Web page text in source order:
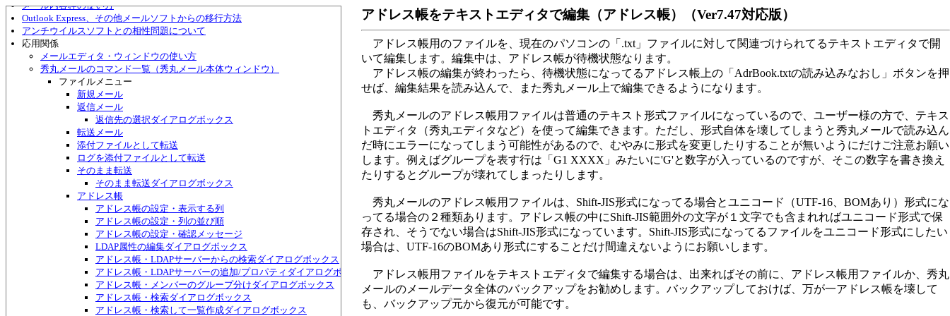
メール内容枠の使い方
Outlook Express、その他メールソフトからの移行方法
アンチウイルスソフトとの相性問題について
応用関係
メールエディタ・ウィンドウの使い方
秀丸メールのコマンド一覧（秀丸メール本体ウィンドウ）
ファイルメニュー
新規メール
返信メール
返信先の選択ダイアログボックス
転送メール
添付ファイルとして転送
ログを添付ファイルとして転送
そのまま転送
そのまま転送ダイアログボックス
アドレス帳
アドレス帳の設定・表示する列
アドレス帳の設定・列の並び順
アドレス帳の設定・確認メッセージ
LDAP属性の編集ダイアログボックス
アドレス帳・LDAPサーバーからの検索ダイアログボックス
アドレス帳・LDAPサーバーの追加/プロパティダイアログボックス
アドレス帳・メンバーのグループ分けダイアログボックス
アドレス帳・検索ダイアログボックス
アドレス帳・検索して一覧作成ダイアログボックス
アドレス帳をテキストエディタで編集（アドレス帳）（Ver7.47対応版）
アドレス帳用のファイルを、現在のパソコンの「.txt」ファイルに対して関連づけられてるテキストエディタで開
いて編集します。編集中は、アドレス帳が待機状態なります。
アドレス帳の編集が終わったら、待機状態になってるアドレス帳上の「AdrBook.txtの読み込みなおし」ボタンを押
せば、編集結果を読み込んで、また秀丸メール上で編集できるようになります。
秀丸メールのアドレス帳用ファイルは普通のテキスト形式ファイルになっているので、ユーザー様の方で、テキス
トエディタ（秀丸エディタなど）を使って編集できます。ただし、形式自体を壊してしまうと秀丸メールで読み込ん
だ時にエラーになってしまう可能性があるので、むやみに形式を変更したりすることが無いようにだけご注意お願い
します。例えばグループを表す行は「G1 XXXX」みたいに'G'と数字が入っているのですが、そこの数字を書き換え
たりするとグループが壊れてしまったりします。
秀丸メールのアドレス帳用ファイルは、Shift-JIS形式になってる場合とユニコード（UTF-16、BOMあり）形式にな
ってる場合の２種類あります。アドレス帳の中にShift-JIS範囲外の文字が１文字でも含まれればユニコード形式で保
存され、そうでない場合はShift-JIS形式になっています。Shift-JIS形式になってるファイルをユニコード形式にしたい
場合は、UTF-16のBOMあり形式にすることだけ間違えないようにお願いします。
アドレス帳用ファイルをテキストエディタで編集する場合は、出来ればその前に、アドレス帳用ファイルか、秀丸
メールのメールデータ全体のバックアップをお勧めします。バックアップしておけば、万が一アドレス帳を壊して
も、バックアップ元から復元が可能です。